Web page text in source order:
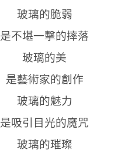
玻璃的脆弱
是不堪一擊的摔落
玻璃的美
是藝術家的創作
玻璃的魅力
是吸引目光的魔咒
玻璃的璀璨